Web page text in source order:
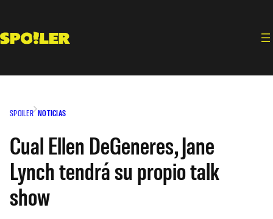
contenido
SPOILER NOTICIAS
Cual Ellen DeGeneres, Jane
Lynch tendrá su propio talk
show